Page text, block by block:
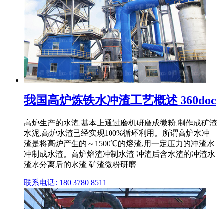
我国高炉炼铁水冲渣工艺概述 360doc
高炉生产的水渣,基本上通过磨机研磨成微粉,制作成矿渣
水泥,高炉水渣已经实现100%循环利用。所谓高炉水冲
渣是将高炉产生的～1500℃的熔渣,用一定压力的冲渣水
冲制成水渣。高炉熔渣冲制水渣 冲渣后含水渣的冲渣水
渣水分离后的水渣 矿渣微粉研磨
联系电话: 180 3780 8511